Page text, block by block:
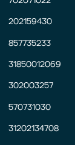
202159430
857735233
31850012069
302003257
570731030
31202134708